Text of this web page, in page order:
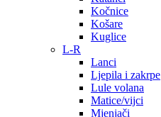
Kočnice
Košare
Kuglice
L-R
Lanci
Ljepila i zakrpe
Lule volana
Matice/vijci
Mjenjači